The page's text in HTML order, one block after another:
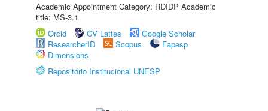
Academic Appointment Category: RDIDP Academic
title: MS-3.1
Orcid
CV Lattes
Google Scholar
ResearcherID
Scopus
Fapesp
Dimensions
Repositório Institucional UNESP